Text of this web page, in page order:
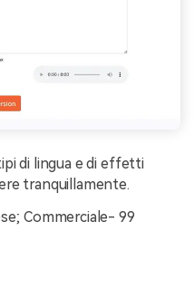
di lingua e di effetti
tranquillamente.
Commerciale- 99